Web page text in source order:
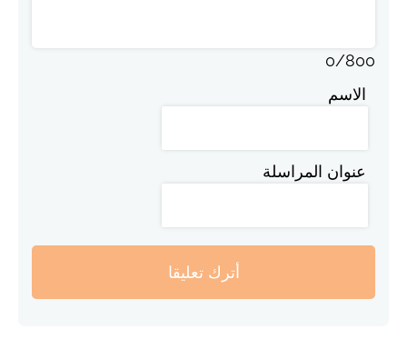
0/800
الاسم
عنوان المراسلة
أترك تعليقا